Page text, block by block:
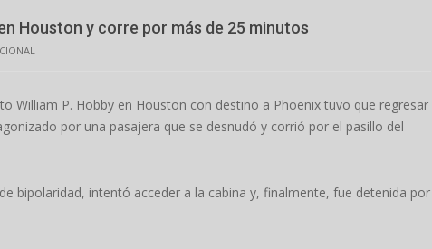
Houston y corre por más de 25 minutos
William P. Hobby en Houston con destino a Phoenix tuvo que regresar
por una pasajera que se desnudó y corrió por el pasillo del
bipolaridad, intentó acceder a la cabina y, finalmente, fue detenida por